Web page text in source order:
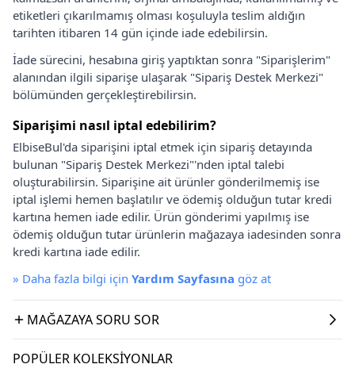
etiketleri çıkarılmamış olması koşuluyla teslim aldığın
tarihten itibaren 14 gün içinde iade edebilirsin.
İade sürecini, hesabına giriş yaptıktan sonra "Siparişlerim"
alanından ilgili siparişe ulaşarak "Sipariş Destek Merkezi"
bölümünden gerçekleştirebilirsin.
Siparişimi nasıl iptal edebilirim?
ElbiseBul'da siparişini iptal etmek için sipariş detayında
bulunan "Sipariş Destek Merkezi"'nden iptal talebi
oluşturabilirsin. Siparişine ait ürünler gönderilmemiş ise
iptal işlemi hemen başlatılır ve ödemiş olduğun tutar kredi
kartına hemen iade edilir. Ürün gönderimi yapılmış ise
ödemiş olduğun tutar ürünlerin mağazaya iadesinden sonra
kredi kartına iade edilir.
» Daha fazla bilgi için Yardım Sayfasına göz at
MAĞAZAYA SORU SOR
POPÜLER KOLEKSIYONLAR